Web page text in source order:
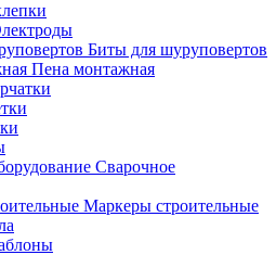
Биты для шуруповертов
Пена монтажная
Сварочное
Маркеры строительные